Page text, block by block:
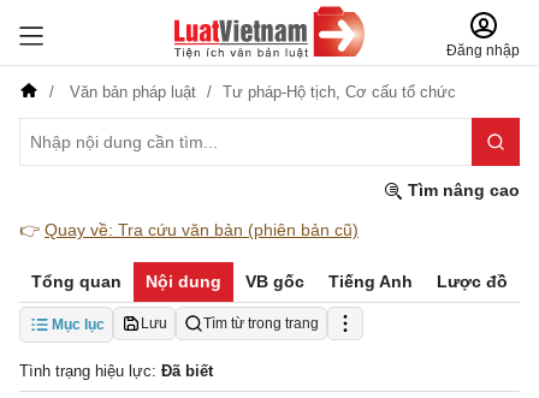
Đăng nhập
Văn bản pháp luật Tư pháp-Hộ tịch, Cơ cấu tổ chức
Tìm nâng cao
👉 Quay về: Tra cứu văn bản (phiên bản cũ)
Tổng quan Nội dung VB gốc Tiếng Anh Lược đồ
Mục lục Lưu Tìm từ trong trang
Tình trạng hiệu lực: Đã biết